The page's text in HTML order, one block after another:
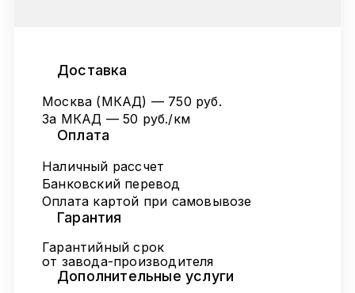
Доставка
Москва (МКАД) — 750 руб.
За МКАД — 50 руб./км
Оплата
Наличный рассчет
Банковский перевод
Оплата картой при самовывозе
Гарантия
Гарантийный срок
от завода-производителя
Дополнительные услуги